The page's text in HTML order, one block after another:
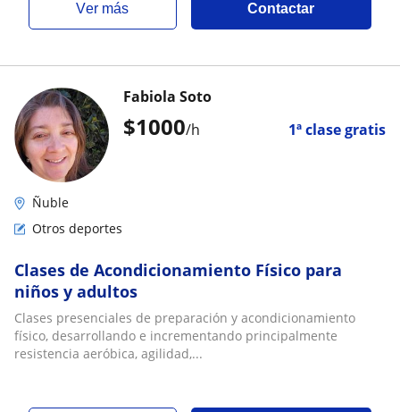
ver más Contactar
$1000/h 1ª clase gratis
Fabiola Soto
Ñuble
Otros deportes
Clases de Acondicionamiento Físico para
niños y adultos
Clases presenciales de preparación y acondicionamiento
físico, desarrollando e incrementando principalmente
resistencia aeróbica, agilidad,...